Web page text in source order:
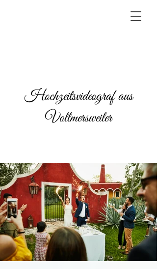
Hochzeitsvideograf aus
Vollmersweiler